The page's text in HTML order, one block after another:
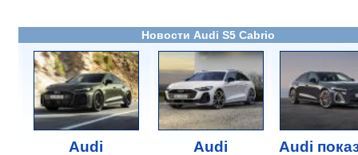
Новости Audi S5 Cabrio
Audi
Audi
Audi